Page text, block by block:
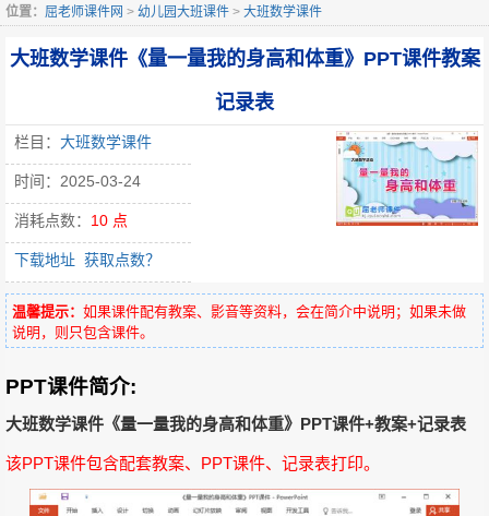
位置： 屈老师课件网 > 幼儿园大班课件 > 大班数学课件
大班数学课件《量一量我的身高和体重》PPT课件教案
记录表
栏目： 大班数学课件
时间：2025-03-24
消耗点数： 10 点
下载地址 获取点数？
温馨提示： 如果课件配有教案、影音等资料，会在简介中说明；如果未做
说明，则只包含课件。
PPT课件简介:
大班数学课件《量一量我的身高和体重》PPT课件+教案+记录表
该PPT课件包含配套教案、PPT课件、记录表打印。